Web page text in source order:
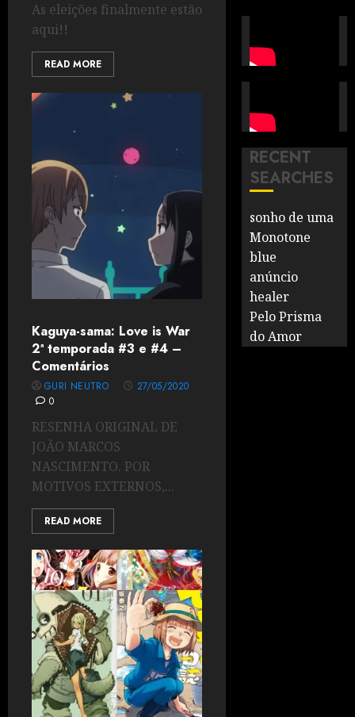
As eleições finalmente estão
aqui!!
READ MORE
Kaguya-sama: Love is War
2ª temporada #3 e #4 –
Comentários
GURI NEUTRO
27/05/2020
0
RESENHA ORIGINAL DE
JOÃO MARCOS
NASCIMENTO. POR
MOTIVOS EXTERNOS,...
READ MORE
RECENT
SEARCHES
sonho de uma
Monotone
blue
anúncio
healer
Pelo Prisma
do Amor